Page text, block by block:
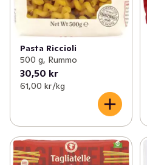
Pasta Riccioli
500 g, Rummo
30,50 kr
61,00 kr /kg